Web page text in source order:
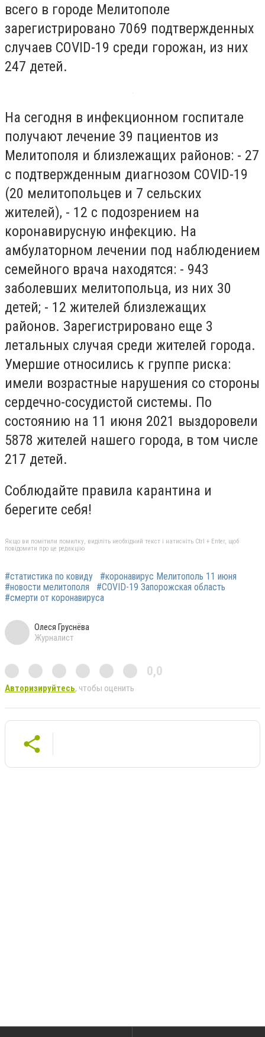
всего в городе Мелитополе
зарегистрировано 7069 подтвержденных
случаев СOVID-19 среди горожан, из них
247 детей.
На сегодня в инфекционном госпитале
получают лечение 39 пациентов из
Мелитополя и близлежащих районов: - 27
с подтвержденным диагнозом COVID-19
(20 мелитопольцев и 7 сельских
жителей), - 12 с подозрением на
коронавирусную инфекцию. На
амбулаторном лечении под наблюдением
семейного врача находятся: - 943
заболевших мелитопольца, из них 30
детей; - 12 жителей близлежащих
районов. Зарегистрировано еще 3
летальных случая среди жителей города.
Умершие относились к группе риска:
имели возрастные нарушения со стороны
сердечно-сосудистой системы. По
состоянию на 11 июня 2021 выздоровели
5878 жителей нашего города, в том числе
217 детей.
Соблюдайте правила карантина и
берегите себя!
Якщо ви помітили помилку, виділіть необхідний текст і натисніть Ctrl + Enter, щоб
повідомити про це редакцію
#статистика по ковиду
#коронавирус Мелитополь 11 июня
#новости мелитополя
#СOVID-19 Запорожская область
#смерти от коронавируса
Олеся Груснёва
Журналист
0,0
Авторизируйтесь, чтобы оценить